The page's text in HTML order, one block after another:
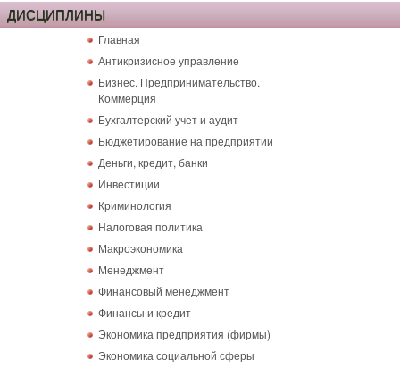
ДИСЦИПЛИНЫ
Главная
Антикризисное управление
Бизнес. Предпринимательство.
Коммерция
Бухгалтерский учет и аудит
Бюджетирование на предприятии
Деньги, кредит, банки
Инвестиции
Криминология
Налоговая политика
Макроэкономика
Менеджмент
Финансовый менеджмент
Финансы и кредит
Экономика предприятия (фирмы)
Экономика социальной сферы